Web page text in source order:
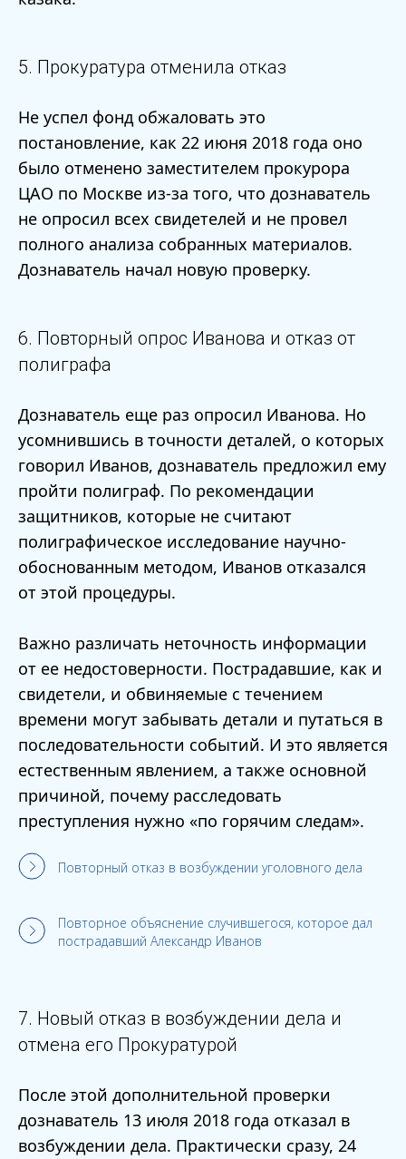
5. Прокуратура отменила отказ
Не успел фонд обжаловать это
постановление, как 22 июня 2018 года оно
было отменено заместителем прокурора
ЦАО по Москве из-за того, что дознаватель
не опросил всех свидетелей и не провел
полного анализа собранных материалов.
Дознаватель начал новую проверку.
6. Повторный опрос Иванова и отказ от
полиграфа
Дознаватель еще раз опросил Иванова. Но
усомнившись в точности деталей, о которых
говорил Иванов, дознаватель предложил ему
пройти полиграф. По рекомендации
защитников, которые не считают
полиграфическое исследование научно-
обоснованным методом, Иванов отказался
от этой процедуры.
Важно различать неточность информации
от ее недостоверности. Пострадавшие, как и
свидетели, и обвиняемые с течением
времени могут забывать детали и путаться в
последовательности событий. И это является
естественным явлением, а также основной
причиной, почему расследовать
преступления нужно «по горячим следам».
Повторный отказ в возбуждении уголовного дела
Повторное объяснение случившегося, которое дал
пострадавший Александр Иванов
7. Новый отказ в возбуждении дела и
отмена его Прокуратурой
После этой дополнительной проверки
дознаватель 13 июля 2018 года отказал в
возбуждении дела. Практически сразу, 24